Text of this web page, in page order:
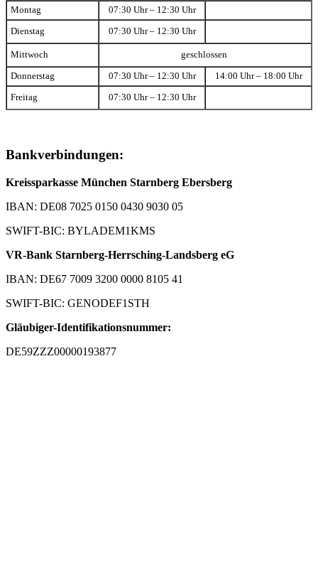
Montag 07:30 Uhr – 12:30 Uhr
Dienstag 07:30 Uhr – 12:30 Uhr
Mittwoch geschlossen
Donnerstag 07:30 Uhr – 12:30 Uhr 14:00 Uhr – 18:00 Uhr
Freitag 07:30 Uhr – 12:30 Uhr
Bankverbindungen:
Kreissparkasse München Starnberg Ebersberg
IBAN: DE08 7025 0150 0430 9030 05
SWIFT-BIC: BYLADEM1KMS
VR-Bank Starnberg-Herrsching-Landsberg eG
IBAN: DE67 7009 3200 0000 8105 41
SWIFT-BIC: GENODEF1STH
Gläubiger-Identifikationsnummer:
DE59ZZZ00000193877